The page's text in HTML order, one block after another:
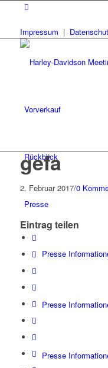
Impressum |
Vorverkauf
Rückblick
Presse
Presse
Presse
Presse
gefa
2. Februar 2017/0
Eintrag teilen